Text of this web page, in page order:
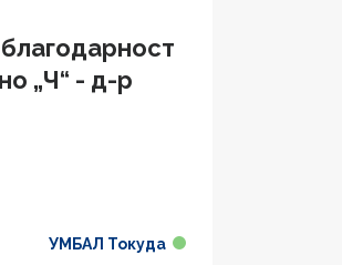
„Ч“ - д-р
УМБАЛ Токуда